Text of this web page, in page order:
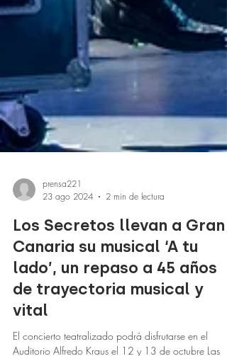
prensa221
23 ago 2024
2 min de lectura
Los Secretos llevan a Gran
Canaria su musical ‘A tu
lado’, un repaso a 45 años
vital